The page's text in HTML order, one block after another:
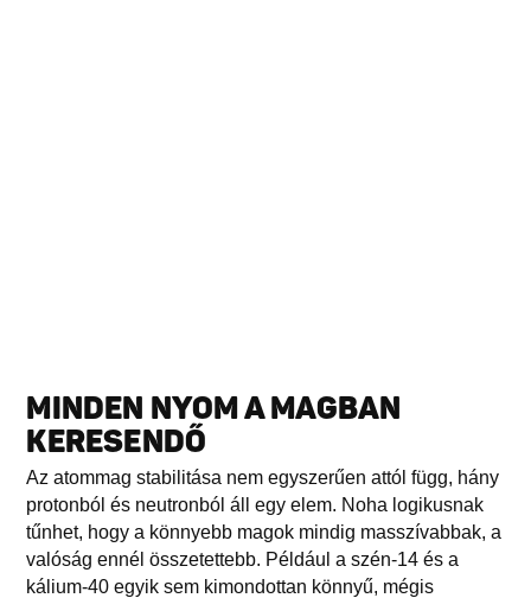
MINDEN NYOM A MAGBAN
KERESENDŐ
Az atommag stabilitása nem egyszerűen attól függ, hány
protonból és neutronból áll egy elem. Noha logikusnak
tűnhet, hogy a könnyebb magok mindig masszívabbak, a
valóság ennél összetettebb. Például a szén-14 és a
kálium-40 egyik sem kimondottan könnyű, mégis